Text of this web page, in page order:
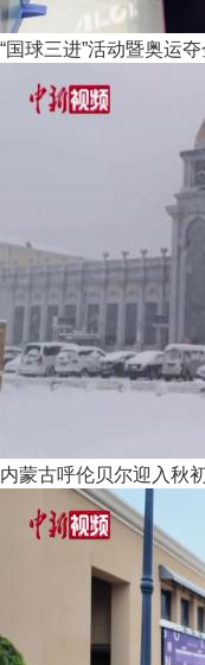
“国球三进”活动暨奥运
内蒙古呼伦贝尔迎入秋